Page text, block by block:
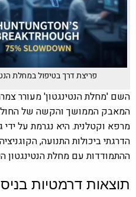
פריצת דרך בטיפול במחלת
השם 'מחלת הנטינגטון' מעורר
המאבק הממושך והקשה של החולים
מרפא וקטלנית. היא נגרמת על ידי
הדרגתי ביכולות התנועה,
ההתמודדות עם מחלת הנטינגטון
תוצאות דרמטיות